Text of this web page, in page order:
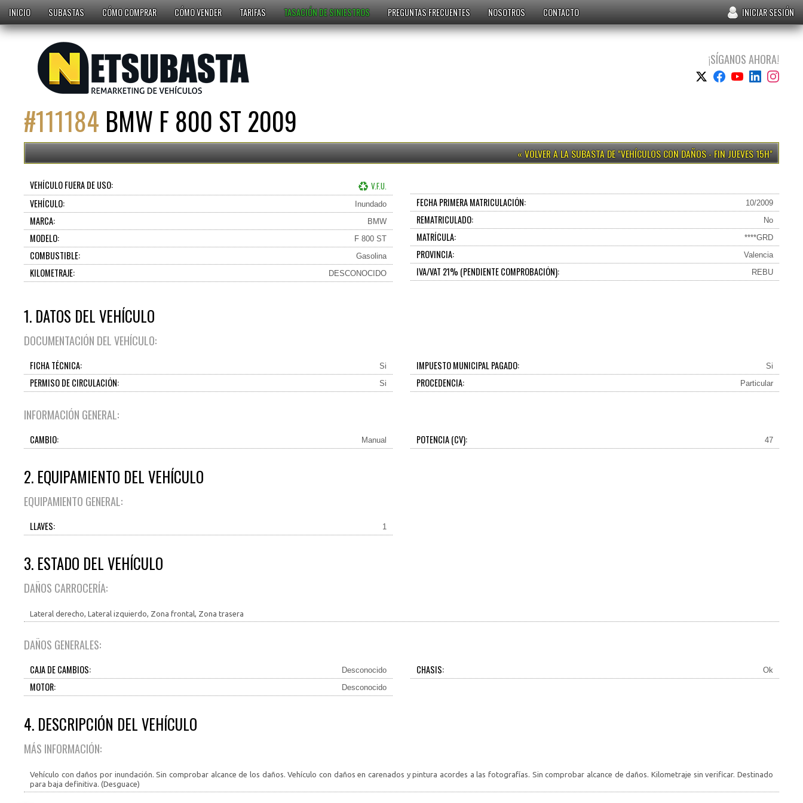
INICIO SUBASTAS CÓMO COMPRAR CÓMO VENDER TARIFAS TASACIÓN DE SINIESTROS PREGUNTAS FRECUENTES NOSOTROS CONTACTO INICIAR SESIÓN
¡SÍGANOS AHORA!
#111184 BMW F 800 ST 2009
VEHÍCULOS CON DAÑOS - FIN JUEVES 15H
VEHÍCULO FUERA DE USO: V.F.U.
VEHÍCULO: Inundado
MARCA: BMW
MODELO: F 800 ST
COMBUSTIBLE: Gasolina
KILOMETRAJE: DESCONOCIDO
FECHA PRIMERA MATRICULACIÓN: 10/2009
REMATRICULADO: No
MATRÍCULA: ****GRD
PROVINCIA: Valencia
IVA/VAT 21% (PENDIENTE COMPROBACIÓN): REBU
1. DATOS DEL VEHÍCULO
DOCUMENTACIÓN DEL VEHÍCULO:
FICHA TÉCNICA: Si
PERMISO DE CIRCULACIÓN: Si
IMPUESTO MUNICIPAL PAGADO: Si
PROCEDENCIA: Particular
INFORMACIÓN GENERAL:
CAMBIO: Manual POTENCIA (CV): 47
2. EQUIPAMIENTO DEL VEHÍCULO
EQUIPAMIENTO GENERAL:
LLAVES: 1
3. ESTADO DEL VEHÍCULO
DAÑOS CARROCERÍA:
Lateral derecho, Lateral izquierdo, Zona frontal, Zona trasera
DAÑOS GENERALES:
CAJA DE CAMBIOS: Desconocido
MOTOR: Desconocido
CHASIS: Ok
4. DESCRIPCIÓN DEL VEHÍCULO
MÁS INFORMACIÓN:
Vehículo con daños por inundación. Sin comprobar alcance de los daños. Vehículo con daños en carenados y pintura acordes a las fotografías. Sin comprobar alcance de daños. Kilometraje sin verificar. Destinado
para baja definitiva. (Desguace)